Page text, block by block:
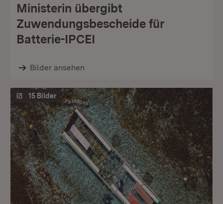
Ministerin übergibt
Zuwendungsbescheide für
Batterie-IPCEI
Bilder ansehen
15 Bilder